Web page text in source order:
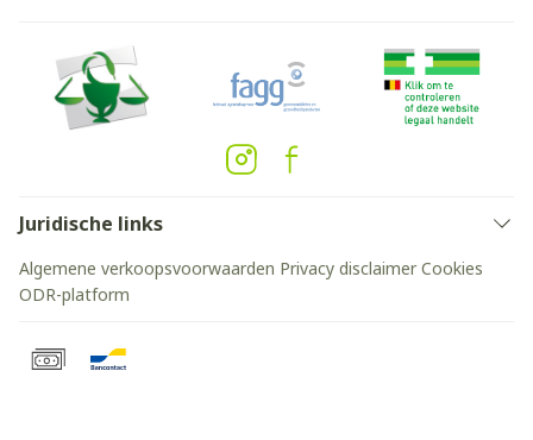
Juridische links
Algemene verkoopsvoorwaarden Privacy disclaimer Cookies
ODR-platform